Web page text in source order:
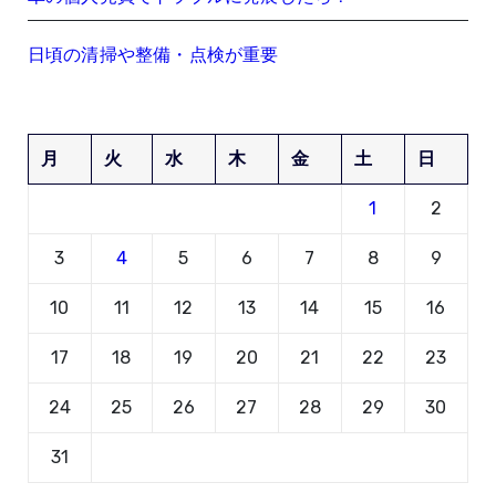
日頃の清掃や整備・点検が重要
月 火 水 木 金 土 日
1 2
3 4 5 6 7 8 9
10 11 12 13 14 15 16
17 18 19 20 21 22 23
24 25 26 27 28 29 30
31